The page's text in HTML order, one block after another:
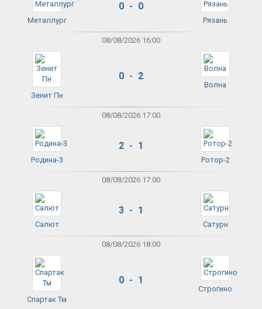
Металлург
0 - 0
Рязань
08/08/2026 16:00
Зенит Пн
0 - 2
Волна
08/08/2026 17:00
Родина-3
2 - 1
Ротор-2
08/08/2026 17:00
Салют
3 - 1
Сатурн
08/08/2026 18:00
Спартак Тм
0 - 1
Строгино